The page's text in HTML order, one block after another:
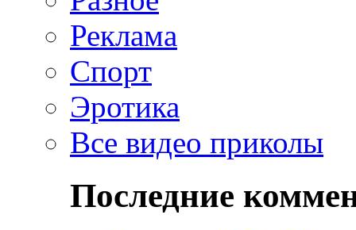
Реклама
Спорт
Эротика
Все видео приколы
Последние